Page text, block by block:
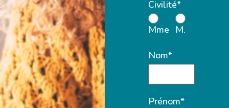
Civilité*
Mme M.
Nom*
Prénom*